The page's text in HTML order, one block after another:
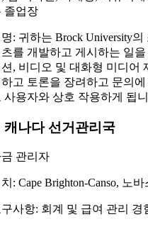
졸업장
: 귀하는 Brock University
를 개발하고 게시하는 일
, 비디오 및 대화형 미디어
고 토론을 장려하고 문의
사용자와 상호 작용하게 됩
캐나다 선거관리국
관리자
: Cape Brighton-Canso, 노
사항: 회계 및 급여 관리 경